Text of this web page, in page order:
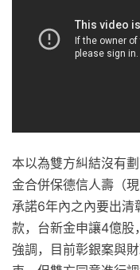
本以為雙方糾結沒有
金合併保德信人壽（
承諾6年內之內要出清
款，台新金申讓4億股
強調，目前彰銀案與